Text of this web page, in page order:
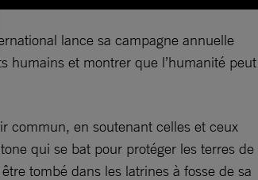
lance sa campagne annuelle
humains et montrer que l’humanité peut
commun, en soutenant celles et ceux
qui se bat pour protéger les terres de
tombé dans les latrines à fosse de sa